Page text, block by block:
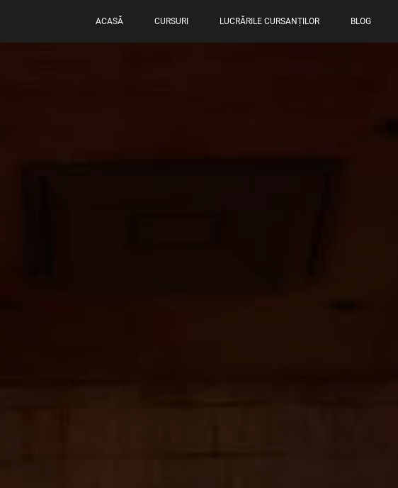
ACASĂ CURSURI LUCRĂRILE CURSANȚILOR BLOG